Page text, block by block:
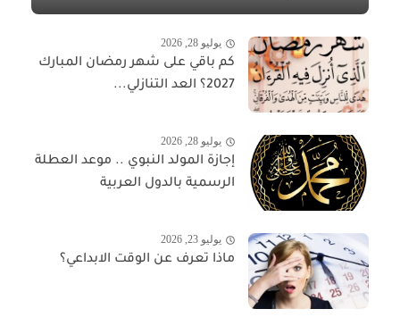
يوليو 28, 2026
كم باقي على شهر رمضان المبارك
2027؟ العد التنازلي...
يوليو 28, 2026
إجازة المولد النبوي .. موعد العطلة
الرسمية بالدول العربية
يوليو 23, 2026
ماذا تعرف عن الوقت الابداعي؟